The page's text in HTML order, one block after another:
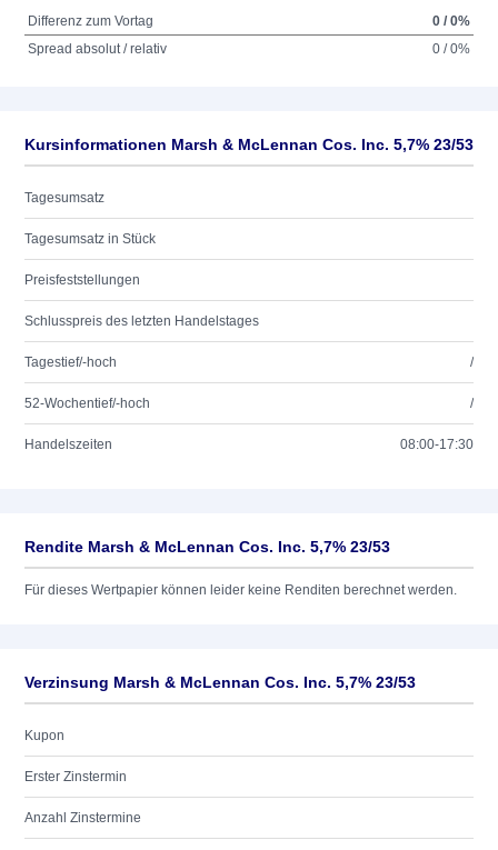
Differenz zum Vortag
0 / 0%
Spread absolut / relativ
0 / 0%
Kursinformationen Marsh & McLennan Cos. Inc. 5,7% 23/53
Tagesumsatz
Tagesumsatz in Stück
Preisfeststellungen
Schlusspreis des letzten Handelstages
Tagestief/-hoch /
52-Wochentief/-hoch /
Handelszeiten 08:00-17:30
Rendite Marsh & McLennan Cos. Inc. 5,7% 23/53
Für dieses Wertpapier können leider keine Renditen berechnet werden.
Verzinsung Marsh & McLennan Cos. Inc. 5,7% 23/53
Kupon
Erster Zinstermin
Anzahl Zinstermine